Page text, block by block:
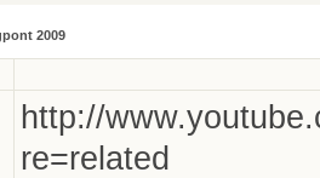
2009
http://
re=related